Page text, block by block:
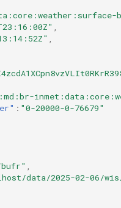
,
,
: "0-20000-0-76679"
,
data/2025-02-06/wis/